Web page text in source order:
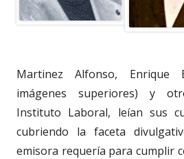
Martinez Alfonso, Enrique
imágenes superiores) y
Instituto Laboral, leían sus
cubriendo la faceta
emisora requería para cumplir